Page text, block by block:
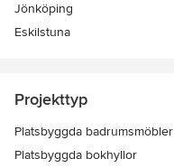
Jönköping
Eskilstuna
Projekttyp
Platsbyggda badrumsmöbler
Platsbyggda bokhyllor